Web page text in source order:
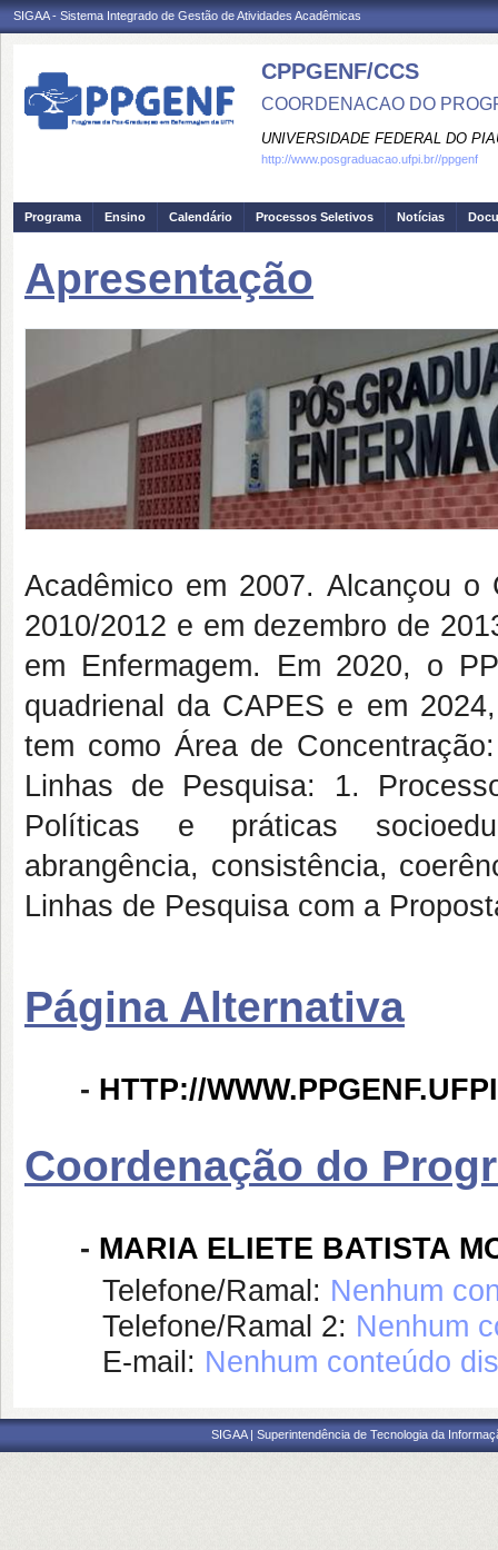
SIGAA - Sistema Integrado de Gestão de Atividades Acadêmicas
CPPGENF/CCS
COORDENACAO DO
UNIVERSIDADE FEDERAL DO
http://www.posgraduacao.ufpi.br//ppgenf
Programa Ensino Calendário Processos Seletivos Notícias
Apresentação
Acadêmico em 2007. Alcançou
2010/2012 e em dezembro de
em Enfermagem. Em 2020, o
quadrienal da CAPES e em
tem como Área de
Linhas de Pesquisa: 1.
Políticas e práticas
abrangência, consistência,
Linhas de Pesquisa com a
Página Alternativa
- HTTP://
Coordenação do
- MARIA ELIETE BATISTA
Telefone/Ramal: Nenhum
Telefone/Ramal 2: Nenhum
E-mail: Nenhum conteúdo
SIGAA | Superintendência de Tecnologia da